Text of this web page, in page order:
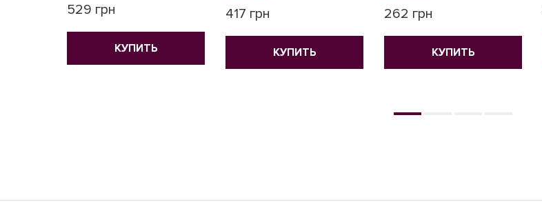
529 грн
КУПИТЬ
417 грн
КУПИТЬ
262 грн
КУПИТЬ